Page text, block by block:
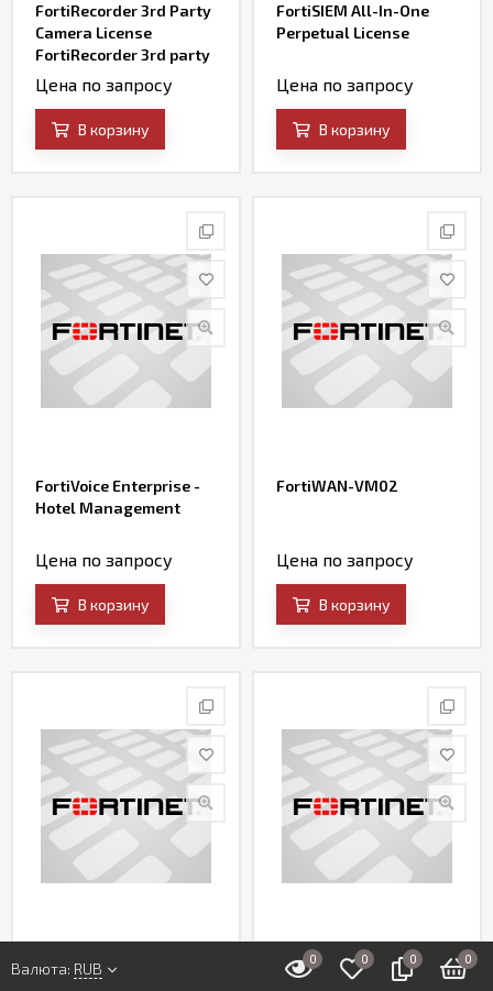
FortiRecorder 3rd Party
Camera License
FortiRecorder 3rd party
external camera
license.
Цена по запросу
В корзину
FortiSIEM All-In-One
Perpetual License
Цена по запросу
В корзину
FortiVoice Enterprise -
Hotel Management
Цена по запросу
В корзину
FortiWAN-VM02
Цена по запросу
В корзину
Central Manager VM for
Unlimited FortiWeb
FortiCache-VM04
0 0 0 0
Валюта: RUB